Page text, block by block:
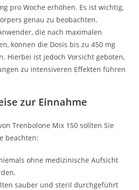
pro Woche erhöhen. Es ist wichtig,
genau zu beobachten.
die nach maximalen
können die Dosis bis zu 450 mg
Hierbei ist jedoch Vorsicht geboten,
zu intensiveren Effekten führen
zur Einnahme
Trenbolone Mix 150 sollten Sie
beachten:
ohne medizinische Aufsicht
sauber und steril durchgeführt